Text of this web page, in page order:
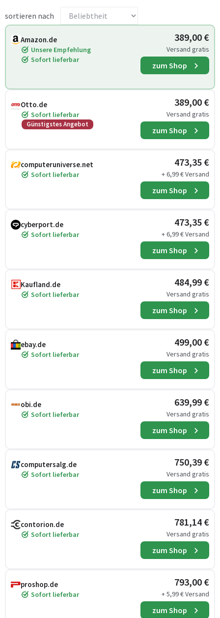
sortieren nach
Amazon.de
Unsere Empfehlung
Sofort lieferbar
389,00 €
Versand gratis
zum Shop
Otto.de
Sofort lieferbar
Günstigstes Angebot
389,00 €
Versand gratis
zum Shop
computeruniverse.net
Sofort lieferbar
473,35 €
+ 6,99 € Versand
zum Shop
cyberport.de
Sofort lieferbar
473,35 €
+ 6,99 € Versand
zum Shop
Kaufland.de
Sofort lieferbar
484,99 €
Versand gratis
zum Shop
ebay.de
Sofort lieferbar
499,00 €
Versand gratis
zum Shop
obi.de
Sofort lieferbar
639,99 €
Versand gratis
zum Shop
computersalg.de
Sofort lieferbar
750,39 €
Versand gratis
zum Shop
contorion.de
Sofort lieferbar
781,14 €
Versand gratis
zum Shop
proshop.de
Sofort lieferbar
793,00 €
+ 5,99 € Versand
zum Shop